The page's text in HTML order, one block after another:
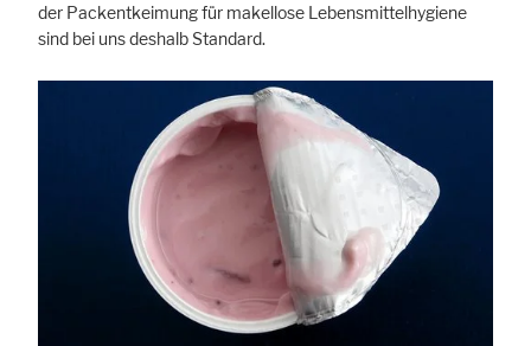
der Packentkeimung für makellose Lebensmittel­hygiene
sind bei uns deshalb Standard.